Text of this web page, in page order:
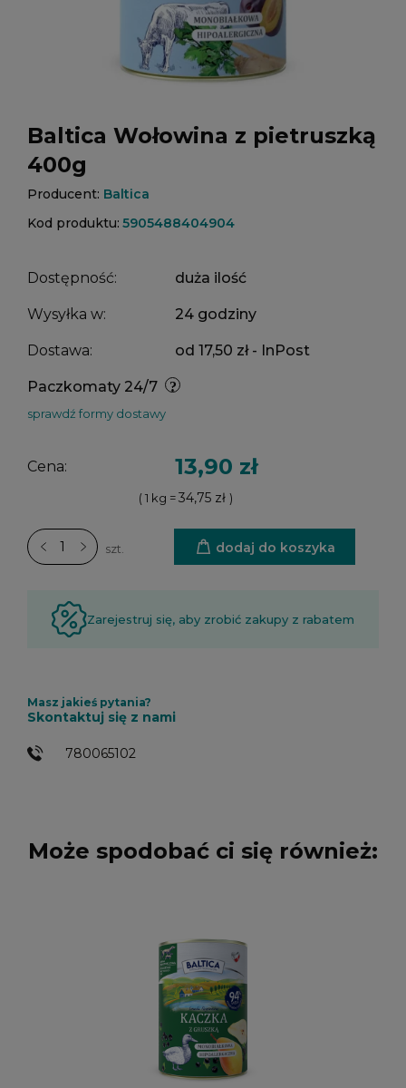
Baltica Wołowina z pietruszką
400g
Producent: Baltica
Kod produktu: 5905488404904
Dostępność: duża ilość
Wysyłka w: 24 godziny
Dostawa: od 17,50 zł - InPost
Paczkomaty 24/7
sprawdź formy dostawy
Cena: 13,90 zł
( 1 kg =34,75 zł )
szt. dodaj do koszyka
Zarejestruj się, aby zrobić zakupy z rabatem
Masz jakieś pytania?
Skontaktuj się z nami
780065102
Może spodobać ci się również: